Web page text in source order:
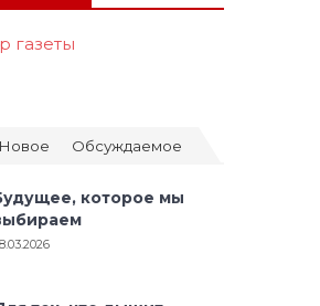
Новое Обсуждаемое
которое мы